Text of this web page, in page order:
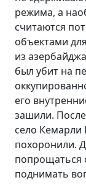
режима, а
считаются
объектами
из
был убит на
его
зашили. После
село Кемарли
похоронили.
попрощаться
поднимать